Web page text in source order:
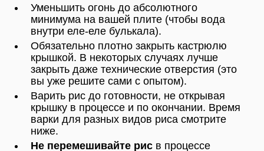
Уменьшить огонь до абсолютного
минимума на вашей плите (чтобы вода
внутри еле-еле булькала).
Обязательно плотно закрыть кастрюлю
крышкой. В некоторых случаях лучше
закрыть даже технические отверстия (это
вы уже решите сами с опытом).
Варить рис до готовности, не открывая
крышку в процессе и по окончании. Время
варки для разных видов риса смотрите
ниже.
Не перемешивайте рис в процессе